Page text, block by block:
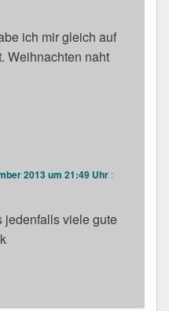
ich mir gleich auf
Weihnachten naht
2013 um 21:49 Uhr :
jedenfalls viele gute